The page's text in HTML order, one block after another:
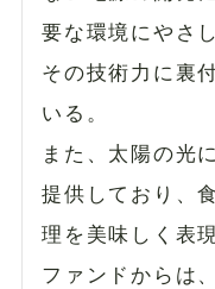
要な環境にやさ
その技術力に裏
いる。
また、太陽の光
提供しており、
理を美味しく表
ファンドからは